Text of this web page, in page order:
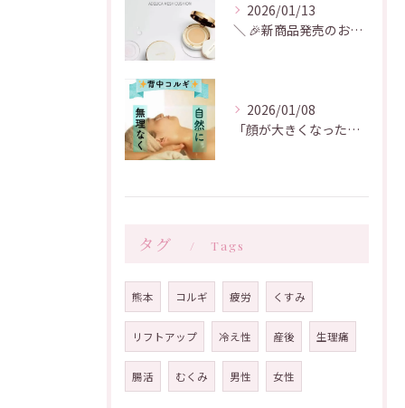
2026/01/13
＼ 🎉新商品発売のお知らせ🎉 ／
2026/01/08
「顔が大きくなった気がする」「むくみが取れない」「たるみ・フ...
タグ Tags
熊本 コルギ 疲労 くすみ
リフトアップ 冷え性 産後 生理痛
腸活 むくみ 男性 女性